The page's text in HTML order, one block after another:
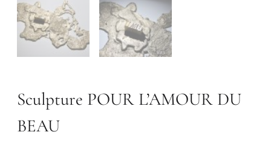
Sculpture POUR L’AMOUR DU
BEAU